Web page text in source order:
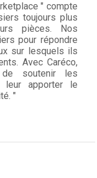
" compte
toujours plus
pièces. Nos
pour répondre
sur lesquels ils
Avec Caréco,
soutenir les
leur apporter le
"